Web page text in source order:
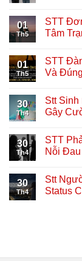
01
Th5
STT
Tâm
01
Th5
STT
Và
30
Th4
Stt
Gây
30
Th4
STT
Nỗi
30
Th4
Stt
Status